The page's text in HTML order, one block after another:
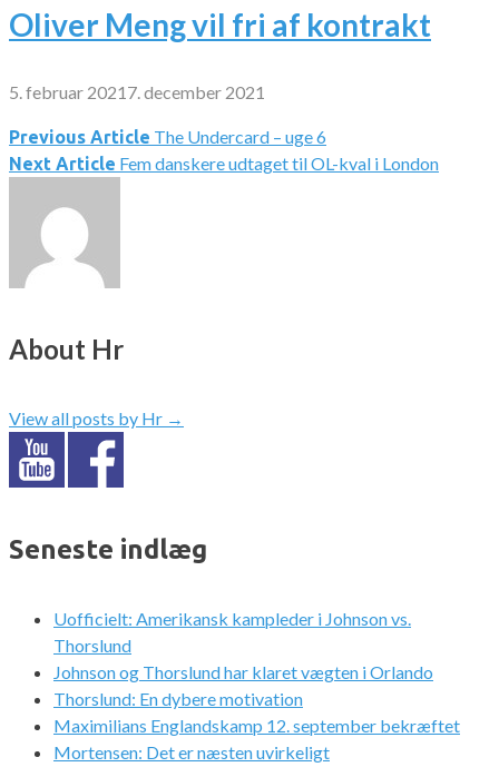
Oliver Meng vil fri af kontrakt
5. februar 2021 7. december 2021
Indlægsnavigation
Previous Article The Undercard – uge 6
Next Article Fem danskere udtaget til OL-kval i London
About Hr
View all posts by Hr →
Seneste indlæg
Uofficielt: Amerikansk kampleder i Johnson vs.
Thorslund
Johnson og Thorslund har klaret vægten i Orlando
Thorslund: En dybere motivation
Maximilians Englandskamp 12. september bekræftet
Mortensen: Det er næsten uvirkeligt